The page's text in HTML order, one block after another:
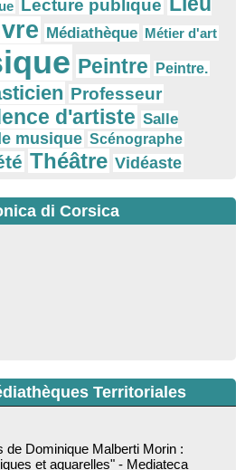
Lecture publique
Médiathèque Métier d'art
Peintre Peintre.
Professeur
d'artiste Salle
musique Scénographe
Théâtre Vidéaste
di Corsica
Territoriales
et aquarelles" - Mediateca